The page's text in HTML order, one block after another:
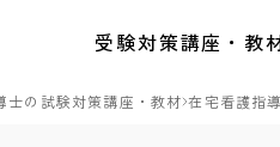
受験対策講座・教
士の試験対策講座・教材 在宅看護指